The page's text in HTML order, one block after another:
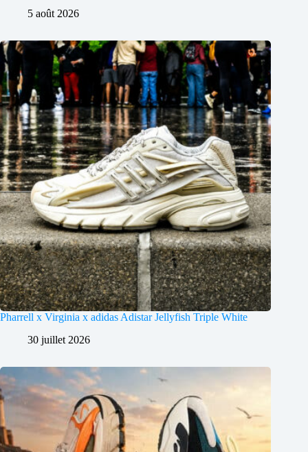
5 août 2026
Pharrell x Virginia x adidas Adistar Jellyfish Triple White
30 juillet 2026